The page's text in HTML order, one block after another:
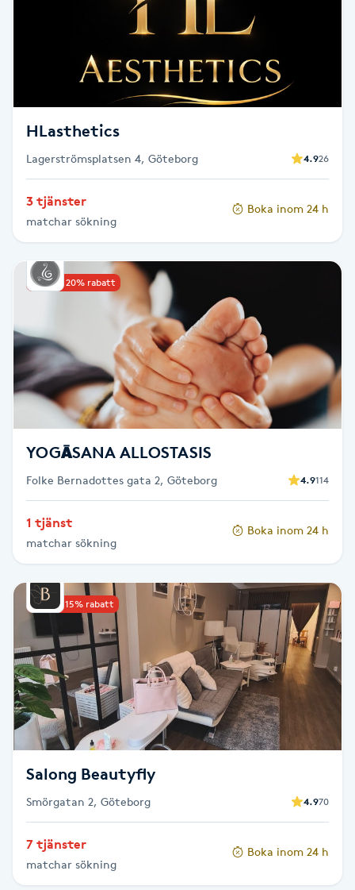
Fransar
Fransfärgning
Fransförlängning
Fransförlängning Megavolym
Fransförlängning Volym
Fransk manikyr
Fransrengöring
Frekvensterapi
Friskvård
Friskvårdsmassage
Frisör
Funktionsanalys
Färgning
Föning
G
Gellack
HLasthetics
Lagerströmsplatsen 4, Göteborg 4.926
3 tjänster
matchar sökning
Boka inom 24 h
Upp till 20% rabatt
YOGĀSANA ALLOSTASIS
Folke Bernadottes gata 2, Göteborg 4.9114
1 tjänst
matchar sökning
Boka inom 24 h
Upp till 15% rabatt
Salong Beautyfly
Smörgatan 2, Göteborg 4.970
7 tjänster
matchar sökning
Boka inom 24 h